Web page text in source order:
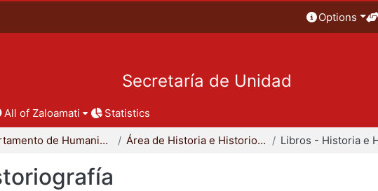
Options
Secretaría de Unidad
All of Zaloamati Statistics
Departamento de Humanidades Área de Historia e Historiografía